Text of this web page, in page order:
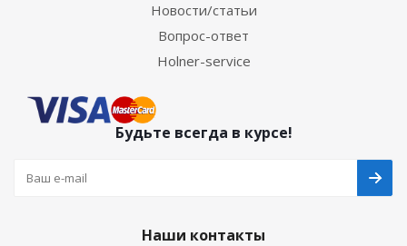
Новости/статьи
Вопрос-ответ
Holner-service
Будьте всегда в курсе!
Наши контакты